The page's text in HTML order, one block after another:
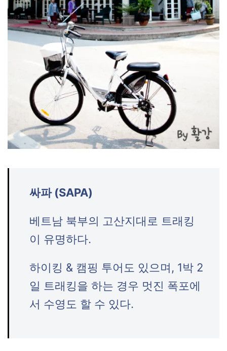
싸파 (SAPA)
베트남 북부의 고산지대로 트래킹
이 유명하다.
하이킹 & 캠핑 투어도 있으며, 1박 2
일 트래킹을 하는 경우 멋진 폭포에
서 수영도 할 수 있다.